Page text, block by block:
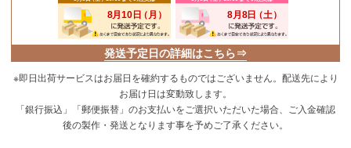
発送予定日の詳細はこちら⇒
※即日出荷サービスはお届日を確約するものではございません。配送先により
お届け日は変動致します。
「銀行振込」「郵便振替」のお支払いをご選択いただいた場合、ご入金確認
後の製作・発送となります事を予めご了承ください。